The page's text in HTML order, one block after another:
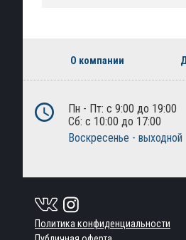
О компании
Пн - Пт: с 9:00 до 19:00
Сб: с 10:00 до 17:00
Воскресенье - выходной
Политика конфиденциальности